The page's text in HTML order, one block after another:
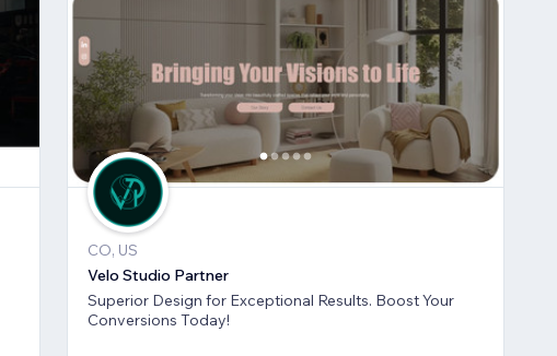
CO, US
Velo Studio Partner
Superior Design for Exceptional Results. Boost Your
Conversions Today!